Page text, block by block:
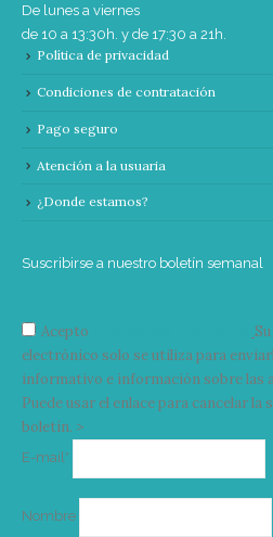
De lunes a viernes
de 10 a 13:30h. y de 17:30 a 21h.
Política de privacidad
Condiciones de contratación
Pago seguro
Atención a la usuaria
¿Donde estamos?
Suscribirse a nuestro boletín semanal
Acepto
electrónico solo se utiliza para
informativo e información sobre las
Puede usar el enlace para cancelar
boletín. >
E-mail*
Nombre